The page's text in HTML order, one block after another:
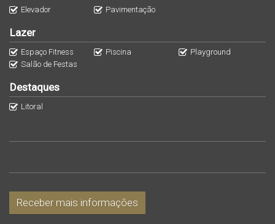
Elevador Pavimentação
Lazer
Espaço Fitness Piscina
Playground
Salão de Festas
Destaques
Litoral
Receber mais informações